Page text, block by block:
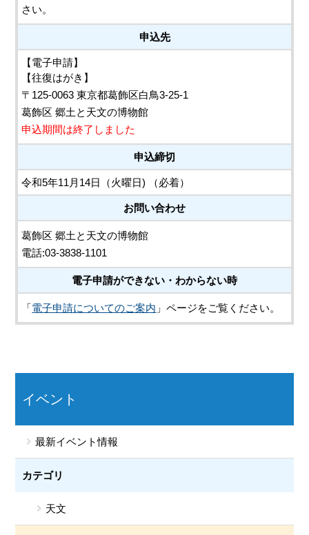
イベント
最新イベント情報
カテゴリ
天文
さい。
申込先
【電子申請】
【往復はがき】
〒125-0063 東京都葛飾区白鳥3-25-1
葛飾区 郷土と天文の博物館
申込期間は終了しました
申込締切
令和5年11月14日（火曜日) （必着）
お問い合わせ
葛飾区 郷土と天文の博物館
電話:03-3838-1101
電子申請ができない・わからない時
「電子申請についてのご案内 」ページをご覧ください。